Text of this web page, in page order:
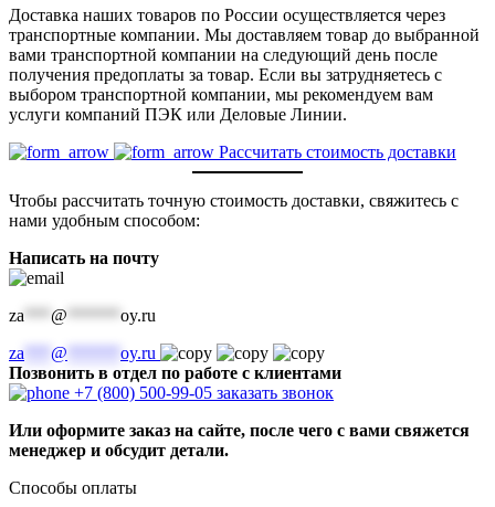
Доставка наших товаров по России осуществляется через
транспортные компании. Мы доставляем товар до выбранной
вами транспортной компании на следующий день после
получения предоплаты за товар. Если вы затрудняетесь с
выбором транспортной компании, мы рекомендуем вам
услуги компаний ПЭК или Деловые Линии.
Рассчитать стоимость доставки
Чтобы рассчитать точную стоимость доставки, свяжитесь с
нами удобным способом:
Написать на почту
za @
oy.ru
za
@
oy.ru
Позвонить в отдел по работе с клиентами
+7 (800) 500-99-05 заказать звонок
Или оформите заказ на сайте, после чего с вами свяжется
менеджер и обсудит детали.
Способы оплаты